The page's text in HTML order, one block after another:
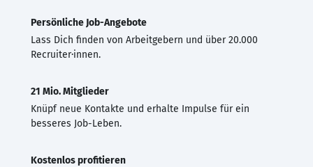
Persönliche Job-Angebote
Lass Dich finden von Arbeitgebern und über 20.000
Recruiter·innen.
21 Mio. Mitglieder
Knüpf neue Kontakte und erhalte Impulse für ein
besseres Job-Leben.
Kostenlos profitieren